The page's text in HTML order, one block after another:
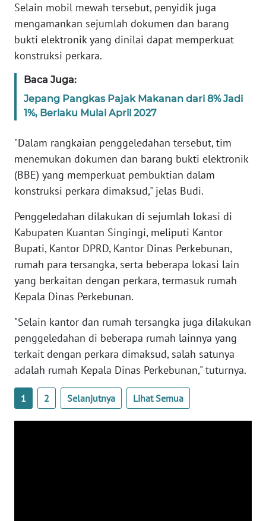
Selain mobil mewah tersebut, penyidik juga
mengamankan sejumlah dokumen dan barang
bukti elektronik yang dinilai dapat memperkuat
konstruksi perkara.
Baca Juga:
Jepang Pangkas Pajak Makanan dari 8% Jadi
1%, Berlaku Mulai April 2027
"Dalam rangkaian penggeledahan tersebut, tim
menemukan dokumen dan barang bukti elektronik
(BBE) yang memperkuat pembuktian dalam
konstruksi perkara dimaksud," jelas Budi.
Penggeledahan dilakukan di sejumlah lokasi di
Kabupaten Kuantan Singingi, meliputi Kantor
Bupati, Kantor DPRD, Kantor Dinas Perkebunan,
rumah para tersangka, serta beberapa lokasi lain
yang berkaitan dengan perkara, termasuk rumah
Kepala Dinas Perkebunan.
"Selain kantor dan rumah tersangka juga dilakukan
penggeledahan di beberapa rumah lainnya yang
terkait dengan perkara dimaksud, salah satunya
adalah rumah Kepala Dinas Perkebunan," tuturnya.
1 2 Selanjutnya Lihat Semua
WN
NTT
WN
WN
PAPUA
WN
BARAT
WN
WN
SERAMBI
WN
JAMBI
WN
SULTRA
WN
NTB